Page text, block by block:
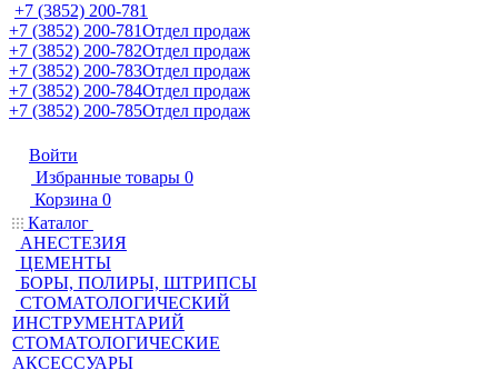
+7 (3852) 200-781
+7 (3852) 200-781Отдел продаж
+7 (3852) 200-782Отдел продаж
+7 (3852) 200-783Отдел продаж
+7 (3852) 200-784Отдел продаж
+7 (3852) 200-785Отдел продаж
Войти
Избранные товары 0
Корзина 0
Каталог
АНЕСТЕЗИЯ
ЦЕМЕНТЫ
БОРЫ, ПОЛИРЫ, ШТРИПСЫ
СТОМАТОЛОГИЧЕСКИЙ
ИНСТРУМЕНТАРИЙ
СТОМАТОЛОГИЧЕСКИЕ
АКСЕССУАРЫ